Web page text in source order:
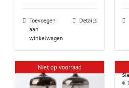
Toevoegen
aan
winkelwagen
Details
Niet op voorraad
€